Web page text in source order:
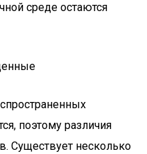
среде остаются
поэтому различия
Существует несколько